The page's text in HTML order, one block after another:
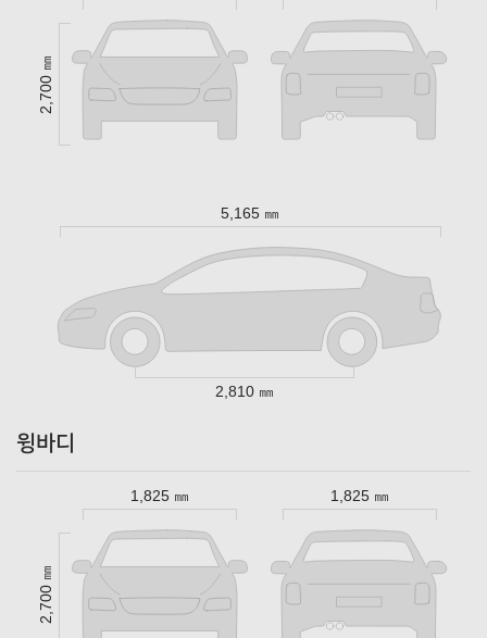
2,700 ㎜
5,165 ㎜
2,810 ㎜
윙바디
1,825 ㎜ 1,825 ㎜
2,700 ㎜